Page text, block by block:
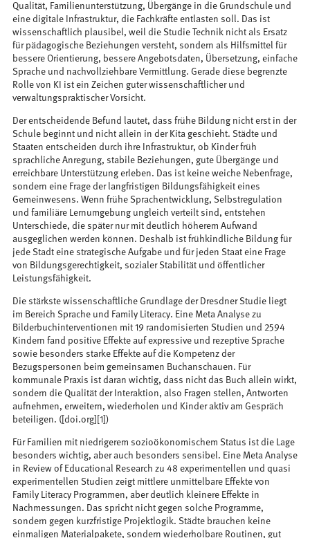
Qualität, Familienunterstützung, Übergänge in die Grundschule und
eine digitale Infrastruktur, die Fachkräfte entlasten soll. Das ist
wissenschaftlich plausibel, weil die Studie Technik nicht als Ersatz
für pädagogische Beziehungen versteht, sondern als Hilfsmittel für
bessere Orientierung, bessere Angebotsdaten, Übersetzung, einfache
Sprache und nachvollziehbare Vermittlung. Gerade diese begrenzte
Rolle von KI ist ein Zeichen guter wissenschaftlicher und
verwaltungspraktischer Vorsicht.
Der entscheidende Befund lautet, dass frühe Bildung nicht erst in der
Schule beginnt und nicht allein in der Kita geschieht. Städte und
Staaten entscheiden durch ihre Infrastruktur, ob Kinder früh
sprachliche Anregung, stabile Beziehungen, gute Übergänge und
erreichbare Unterstützung erleben. Das ist keine weiche Nebenfrage,
sondern eine Frage der langfristigen Bildungsfähigkeit eines
Gemeinwesens. Wenn frühe Sprachentwicklung, Selbstregulation
und familiäre Lernumgebung ungleich verteilt sind, entstehen
Unterschiede, die später nur mit deutlich höherem Aufwand
ausgeglichen werden können. Deshalb ist frühkindliche Bildung für
jede Stadt eine strategische Aufgabe und für jeden Staat eine Frage
von Bildungsgerechtigkeit, sozialer Stabilität und öffentlicher
Leistungsfähigkeit.
Die stärkste wissenschaftliche Grundlage der Dresdner Studie liegt
im Bereich Sprache und Family Literacy. Eine Meta Analyse zu
Bilderbuchinterventionen mit 19 randomisierten Studien und 2594
Kindern fand positive Effekte auf expressive und rezeptive Sprache
sowie besonders starke Effekte auf die Kompetenz der
Bezugspersonen beim gemeinsamen Buchanschauen. Für
kommunale Praxis ist daran wichtig, dass nicht das Buch allein wirkt,
sondern die Qualität der Interaktion, also Fragen stellen, Antworten
aufnehmen, erweitern, wiederholen und Kinder aktiv am Gespräch
beteiligen. ([doi.org][1])
Für Familien mit niedrigerem sozioökonomischem Status ist die Lage
besonders wichtig, aber auch besonders sensibel. Eine Meta Analyse
in Review of Educational Research zu 48 experimentellen und quasi
experimentellen Studien zeigt mittlere unmittelbare Effekte von
Family Literacy Programmen, aber deutlich kleinere Effekte in
Nachmessungen. Das spricht nicht gegen solche Programme,
sondern gegen kurzfristige Projektlogik. Städte brauchen keine
einmaligen Materialpakete, sondern wiederholbare Routinen, gut